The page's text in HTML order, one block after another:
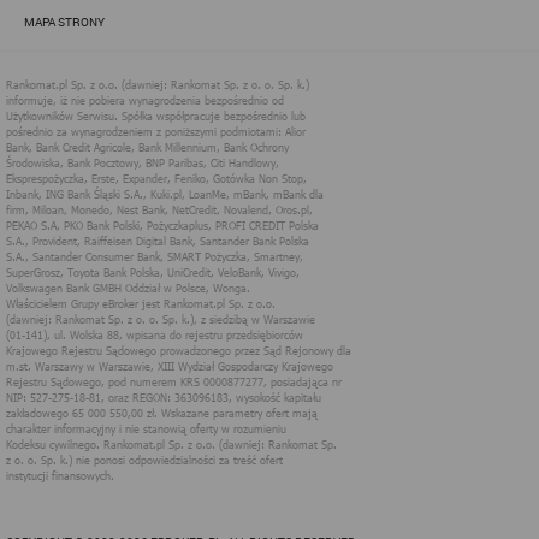
MAPA STRONY
dostosowanie usług, świadczonych w ramach serwisu do potrzeb
Więcej informacji na temat stosowania technologii cookies w
serwisie dostępne jest w Polityce Cookies.
Polityka Cookies serwisów
internetowych spółki Rankomat.pl Sp. z
o.o. (dawniej: Rankomat Sp. z o. o. Sp.
k.)
Rankomat.pl Sp. z o.o. (dawniej: Rankomat Sp. z o. o. Sp. k.), z
siedzibą w Warszawie (01-141), ul. Wolska 88, wpisana do rejestru
przedsiębiorców Krajowego Rejestru Sądowego prowadzonego
przez Sąd Rejonowy dla m.st. Warszawy w Warszawie, XIII
Wydział Gospodarczy Krajowego Rejestru Sądowego, pod
numerem KRS 0000877277, posiadająca nr NIP: 527-275-18-81,
oraz REGON: 363096183, zwana dalej "Rankomat" wykorzystuje
na swoich stronach internetowych technologię "cookies".
Zasady wykorzystania informacji dostarczonych przez
użytkownika w ramach technologii cookies w trakcie korzystania
ze stron internetowych i Rankomat określa niniejszy dokument.